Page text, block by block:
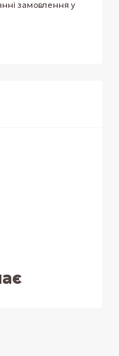
замовлення у